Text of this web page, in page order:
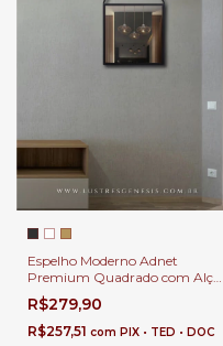
Espelho Moderno Adnet
Premium Quadrado com Alça
de Couro Para Banheiro,
Penteadeira, Salão de Beleza e
Lojas
R$279,90
R$257,51 com PIX • TED • DOC